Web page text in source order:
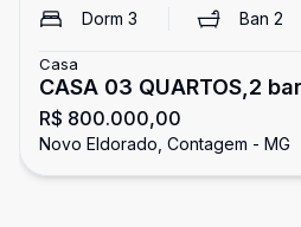
Dorm 3 Ban2
Casa
CASA 03 QUARTOS,2
VAGAS
R$ 800.000,00
Novo Eldorado, Contagem - MG